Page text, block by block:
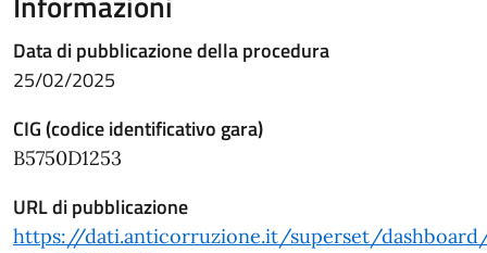
Data di pubblicazione della procedura
25/02/2025
CIG (codice identificativo gara)
B5750D1253
URL di pubblicazione
https://dati.anticorruzione.it/superset/